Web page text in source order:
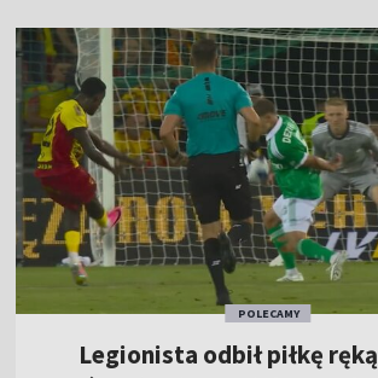
POLECAMY
Legionista odbił piłkę